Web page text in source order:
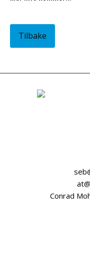
Tilbake
Conrad